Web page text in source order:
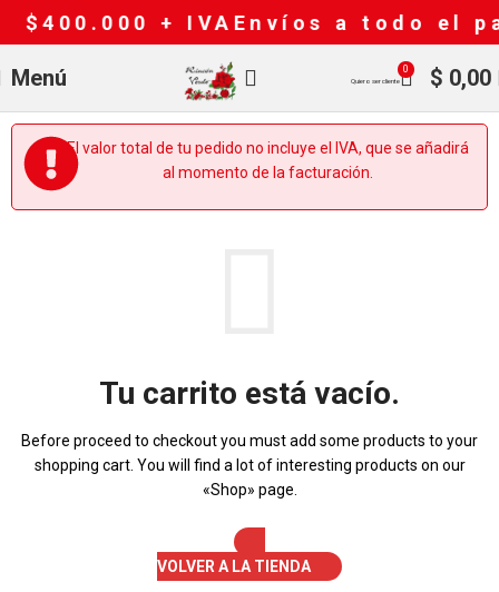
Menú Quiero ser cliente
0 $ 0,00
El valor total de tu pedido no incluye el IVA, que se añadirá
al momento de la facturación.
Tu carrito está vacío.
Before proceed to checkout you must add some products to your
shopping cart. You will find a lot of interesting products on our
«Shop» page.
VOLVER A LA TIENDA
$400.000 + IVAEnvíos a todo el